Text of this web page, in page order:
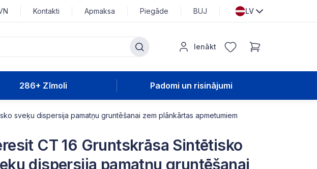
Kontakti Apmaksa Piegāde BUJ LV
Ienākt
286+ Zīmoli Padomi un risinājumi
sveķu dispersija pamatņu gruntēšanai zem plānkārtas apmetumiem
CT 16 Gruntskrāsa Sintētisko
dispersija pamatņu gruntēšanai